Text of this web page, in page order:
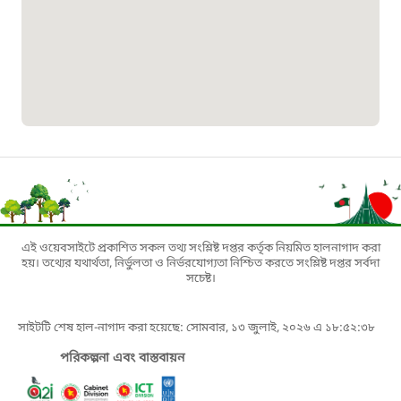
১৬৫৭৫
ই-জিপি ইমার্জেন্সি হটলাইন
১০০
বাংলাদেশ টেলিযোগাযোগ সেবা সংক্রান্ত
হটলাইন
১৬৯৯৯
বিদ্যুৎ বিভাগ সেবা সংক্রান্ত হটলাইন
এই ওয়েবসাইটে প্রকাশিত সকল তথ্য সংশ্লিষ্ট দপ্তর কর্তৃক নিয়মিত হালনাগাদ করা
হয়। তথ্যের যথার্থতা, নির্ভুলতা ও নির্ভরযোগ্যতা নিশ্চিত করতে সংশ্লিষ্ট দপ্তর সর্বদা
সচেষ্ট।
সাইটটি শেষ হাল-নাগাদ করা হয়েছে: সোমবার, ১৩ জুলাই, ২০২৬ এ ১৮:৫২:৩৮
পরিকল্পনা এবং বাস্তবায়ন